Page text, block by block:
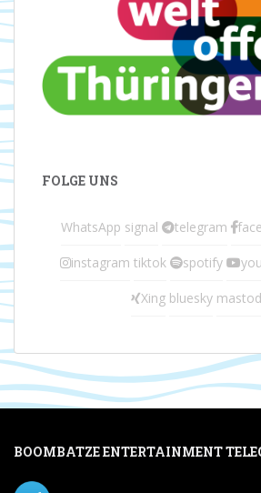
FOLGE UNS
WhatsApp signal telegram
instagram tiktok spotify
Xing bluesky
BOOMBATZE ENTERTAINMENT